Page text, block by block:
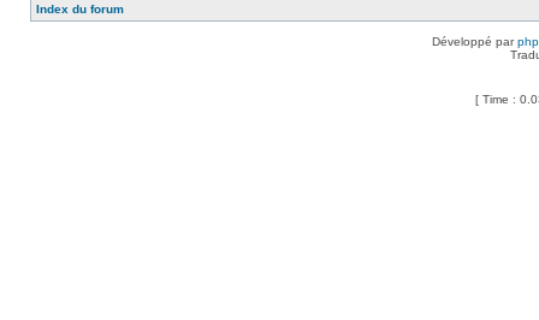
Index du forum
Développé par
[ Time :